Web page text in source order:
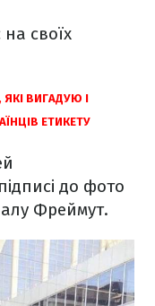
своїх
ВИГАДУЮ І
ЕТИКЕТУ
до фото
Фреймут.